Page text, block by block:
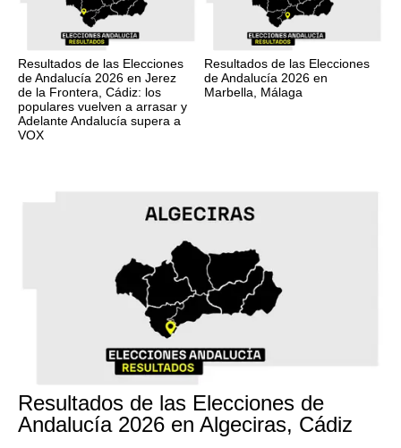
Resultados de las Elecciones
de Andalucía 2026 en Jerez
de la Frontera, Cádiz: los
populares vuelven a arrasar y
Adelante Andalucía supera a
VOX
Resultados de las Elecciones
de Andalucía 2026 en
Marbella, Málaga
Resultados de las Elecciones de
Andalucía 2026 en Algeciras, Cádiz